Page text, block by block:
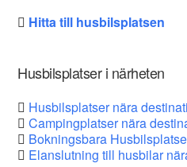
Hitta till husbilsplatsen
Husbilsplatser i närheten
Husbilsplatser nära
Campingplatser nära
Bokningsbara
Elanslutning till husbilar